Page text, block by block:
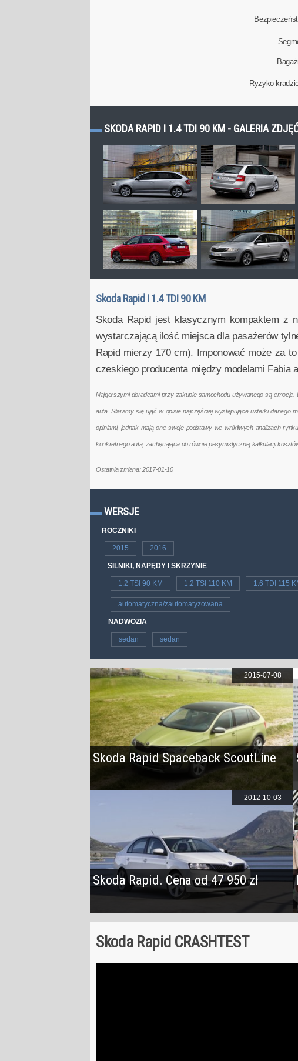
Ryzyko
SKODA RAPID I 1.4 TDI 90 KM - GALERIA
Skoda Rapid I 1.4 TDI 90 KM
Skoda Rapid jest klasycznym kompaktem z
wystarczającą ilość miejsca dla pasażerów
Rapid mierzy 170 cm). Imponować może za
czeskiego producenta między modelami Fabia
Najgorszymi doradcami przy zakupie samochodu używanego są
auta. Staramy się ująć w opisie najczęściej występujące usterki danego
opiniami, jednak mają one swoje podstawy we wnikliwych analizach
konkretnego auta, zachęcająca do równie pesymistycznej kalkulacji
Ostatnia zmiana: 2017-01-10
WERSJE
ROCZNIKI
2015 2016
SILNIKI, NAPĘDY I SKRZYNIE
1.2 TSI 90 KM 1.2 TSI 110 KM 1.6 TDI 115
automatyczna/zautomatyzowana
NADWOZIA
sedan sedan
Skoda Rapid Spaceback ScoutLine
2015-07-08
Skoda Rapid. Cena od 47 950 zł
2012-10-03
Skoda Rapid CRASHTEST